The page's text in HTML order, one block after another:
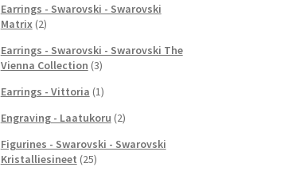
Earrings - Swarovski - Swarovski
Matrix (2)
Earrings - Swarovski - Swarovski The
Vienna Collection (3)
Earrings - Vittoria (1)
Engraving - Laatukoru (2)
Figurines - Swarovski - Swarovski
Kristalliesineet (25)